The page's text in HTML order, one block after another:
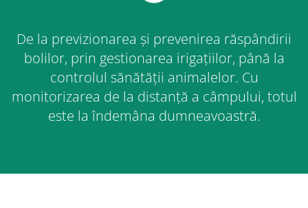
De la previzionarea și prevenirea răspândirii
bolilor, prin gestionarea irigațiilor, până la
controlul sănătății animalelor. Cu
monitorizarea de la distanță a câmpului, totul
este la îndemâna dumneavoastră.